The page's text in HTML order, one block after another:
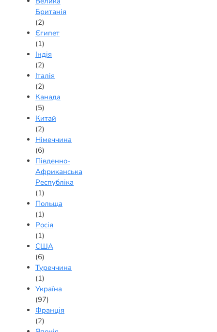
Британія
(2)
Єгипет
(1)
Індія
(2)
Італія
(2)
Канада
(5)
Китай
(2)
Німеччина
(6)
Південно-
Африканська
Республіка
(1)
Польща
(1)
Росія
(1)
США
(6)
Туреччина
(1)
Україна
(97)
Франція
(2)